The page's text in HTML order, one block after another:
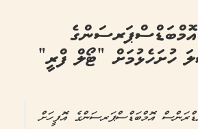
ހުށަހެޅުމަށް “ޓޯލް ފްރީ”
އޮމްބަޑްސްޕަރސަންގެ އޮފީހަށް